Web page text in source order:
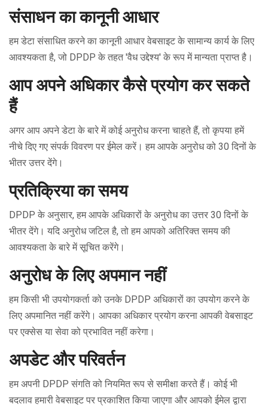
संसाधन का कानूनी आधार
हम डेटा संसाधित करने का कानूनी आधार वेबसाइट के सामान्य कार्य के लिए
आवश्यकता है, जो DPDP के तहत 'वैध उद्देश्य' के रूप में मान्यता प्राप्त है।
आप अपने अधिकार कैसे प्रयोग कर सकते
हैं
अगर आप अपने डेटा के बारे में कोई अनुरोध करना चाहते हैं, तो कृपया हमें
नीचे दिए गए संपर्क विवरण पर ईमेल करें। हम आपके अनुरोध को 30 दिनों के
भीतर उत्तर देंगे।
प्रतिक्रिया का समय
DPDP के अनुसार, हम आपके अधिकारों के अनुरोध का उत्तर 30 दिनों के
भीतर देंगे। यदि अनुरोध जटिल है, तो हम आपको अतिरिक्त समय की
आवश्यकता के बारे में सूचित करेंगे।
अनुरोध के लिए अपमान नहीं
हम किसी भी उपयोगकर्ता को उनके DPDP अधिकारों का उपयोग करने के
लिए अपमानित नहीं करेंगे। आपका अधिकार प्रयोग करना आपकी वेबसाइट
पर एक्सेस या सेवा को प्रभावित नहीं करेगा।
अपडेट और परिवर्तन
हम अपनी DPDP संगति को नियमित रूप से समीक्षा करते हैं। कोई भी
बदलाव हमारी वेबसाइट पर प्रकाशित किया जाएगा और आपको ईमेल द्वारा